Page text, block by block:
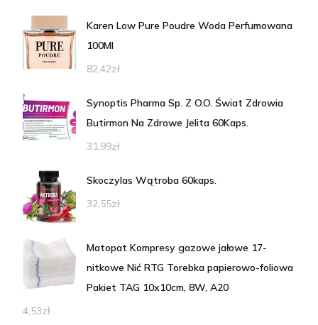
Karen Low Pure Poudre Woda Perfumowana
100Ml
82,42zł
Synoptis Pharma Sp. Z O.O. Świat Zdrowia
Butirmon Na Zdrowe Jelita 60Kaps.
31,99zł
Skoczylas Wątroba 60kaps.
32,55zł
Matopat Kompresy gazowe jałowe 17-
nitkowe Nić RTG Torebka papierowo-foliowa
Pakiet TAG 10x10cm, 8W, A20
4,53zł